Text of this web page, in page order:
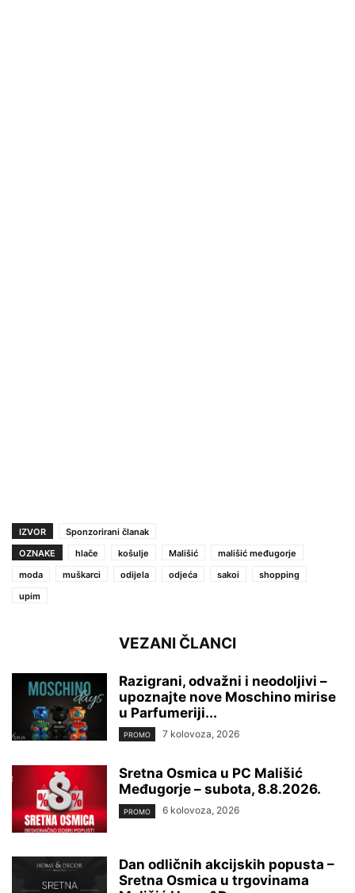
IZVOR
Sponzorirani članak
OZNAKE
hlače košulje Mališić
mališić međugorje
moda
muškarci odijela odjeća sakoi
shopping
upim
VEZANI ČLANCI
Razigrani, odvažni i neodoljivi –
upoznajte nove Moschino mirise
u Parfumeriji...
PROMO 7 kolovoza, 2026
Sretna Osmica u PC Mališić
Međugorje – subota, 8.8.2026.
PROMO 6 kolovoza, 2026
Dan odličnih akcijskih popusta –
Sretna Osmica u trgovinama